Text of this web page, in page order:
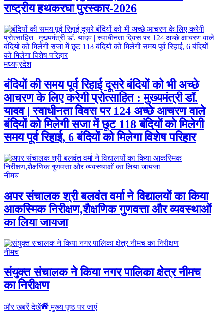
राष्ट्रीय हथकरघा पुरस्कार-2026
मध्यप्रदेश
बंदियों की समय पूर्व रिहाई दूसरे बंदियों को भी अच्छे
आचरण के लिए करेगी प्रोत्साहित : मुख्यमंत्री डॉ.
यादव | स्वाधीनता दिवस पर 124 अच्छे आचरण वाले
बंदियों को मिलेगी सजा में छूट 118 बंदियों को मिलेगी
समय पूर्व रिहाई, 6 बंदियों को मिलेगा विशेष परिहार
नीमच
अपर संचालक श्री बलवंत वर्मा ने विद्यालयों का किया
आकस्मिक निरीक्षण,शैक्षणिक गुणवत्ता और व्यवस्थाओं
का लिया जायजा
नीमच
संयुक्त संचालक ने किया नगर पालिका क्षेत्र नीमच
का निरीक्षण
और खबरें देखें मुख्य पृष्ठ पर जाएं